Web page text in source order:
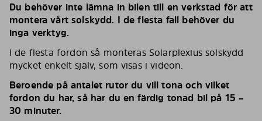
Du behöver inte lämna in bilen till en verkstad för att
montera vårt solskydd. I de flesta fall behöver du
inga verktyg.
I de flesta fordon så monteras Solarplexius solskydd
mycket enkelt själv, som visas i videon.
Beroende på antalet rutor du vill tona och vilket
fordon du har, så har du en färdig tonad bil på 15 –
30 minuter.